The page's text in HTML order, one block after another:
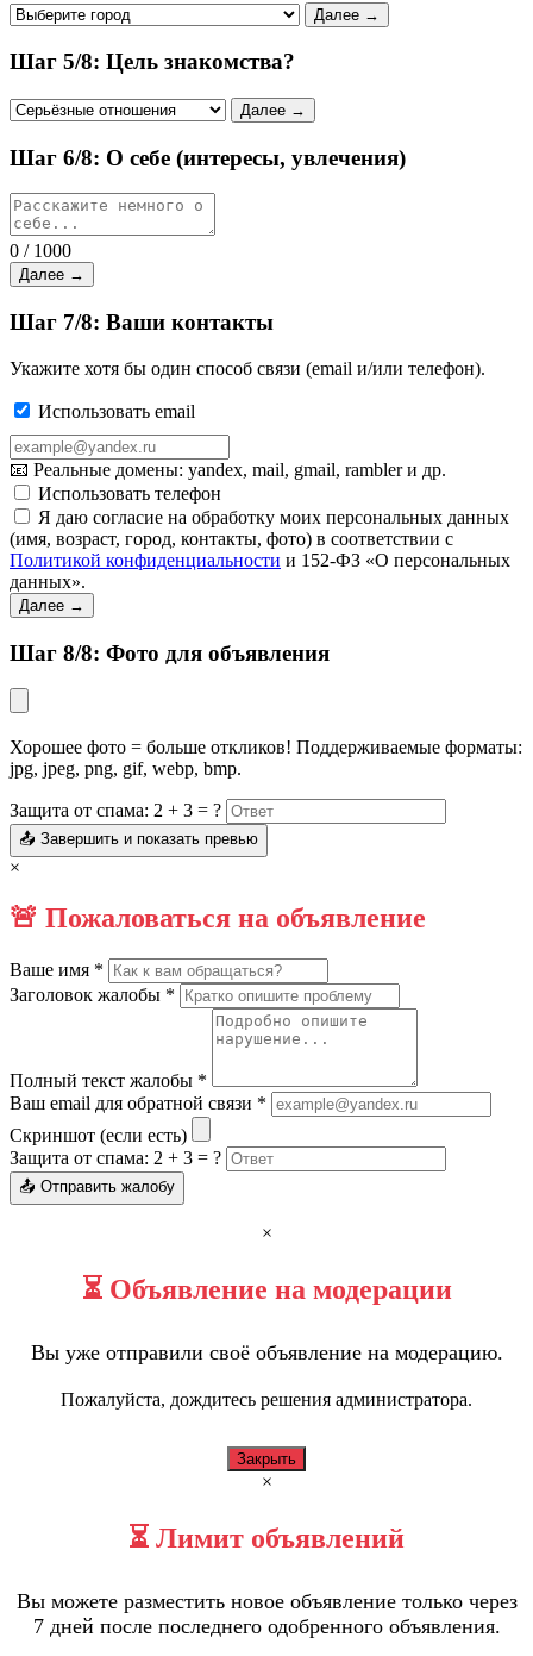
Далее →
Шаг 5/8: Цель знакомства?
Далее →
Шаг 6/8: О себе (интересы, увлечения)
0 / 1000
Далее →
Шаг 7/8: Ваши контакты
Укажите хотя бы один способ связи (email и/или телефон).
Использовать email
📧 Реальные домены: yandex, mail, gmail, rambler и др.
Использовать телефон
Я даю согласие на обработку моих персональных данных
(имя, возраст, город, контакты, фото) в соответствии с
Политикой конфиденциальности и 152-ФЗ «О персональных
данных».
Далее →
Шаг 8/8: Фото для объявления
Хорошее фото = больше откликов! Поддерживаемые форматы:
jpg, jpeg, png, gif, webp, bmp.
Защита от спама: 2 + 3 = ?
📤 Завершить и показать превью
×
🚨 Пожаловаться на объявление
Ваше имя *
Заголовок жалобы *
Полный текст жалобы *
Ваш email для обратной связи *
Скриншот (если есть)
Защита от спама: 2 + 3 = ?
📤 Отправить жалобу
×
⏳ Объявление на модерации
Вы уже отправили своё объявление на модерацию.
Пожалуйста, дождитесь решения администратора.
Закрыть
×
⏳ Лимит объявлений
Вы можете разместить новое объявление только через
7 дней после последнего одобренного объявления.